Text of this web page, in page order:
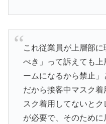
これ従業員が上層部
べき」って訴えても
ームになるから禁止」
だから接客中マスク
スク着用してないと
が必要で、そのため